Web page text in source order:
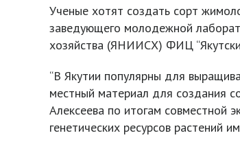
Ученые хотят создать сорт
заведующего молодежной
хозяйства (ЯНИИСХ) ФИЦ
“В Якутии популярны для
местный материал для создания
Алексеева по итогам совместной
генетических ресурсов растений